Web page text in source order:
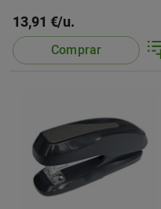
13,91 €/u.
Comprar